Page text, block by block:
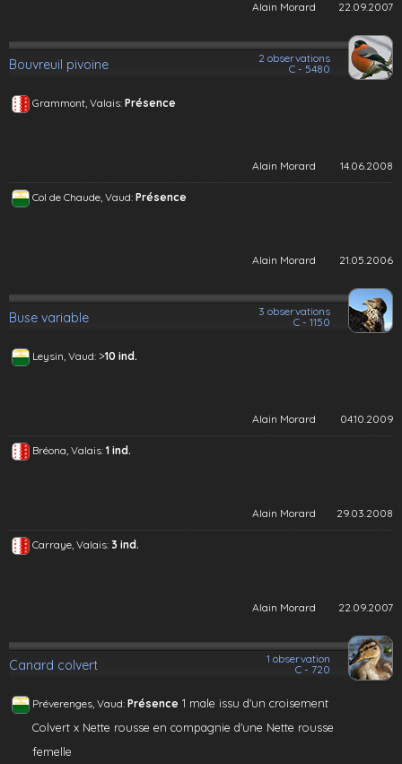
Alain Morard 22.09.2007
Bouvreuil pivoine
2 observations
C - 5480
Grammont, Valais: Présence
Alain Morard 14.06.2008
Col de Chaude, Vaud: Présence
Alain Morard 21.05.2006
Buse variable
3 observations
C - 1150
Leysin, Vaud: >10 ind.
Alain Morard 04.10.2009
Bréona, Valais: 1 ind.
Alain Morard 29.03.2008
Carraye, Valais: 3 ind.
Alain Morard 22.09.2007
Canard colvert
1 observation
C - 720
Préverenges, Vaud: Présence 1 male issu d'un croisement
Colvert x Nette rousse en compagnie d'une Nette rousse
femelle